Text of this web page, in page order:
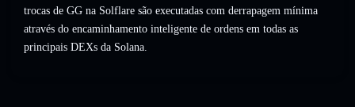
trocas de GG na Solflare são executadas com derrapagem mínima
através do encaminhamento inteligente de ordens em todas as
principais DEXs da Solana.